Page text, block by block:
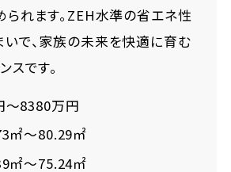
れます。ZEH水準の省エネ性
で、家族の未来を快適に育む
スです。
～8380万円
㎡～80.29㎡
㎡～75.24㎡